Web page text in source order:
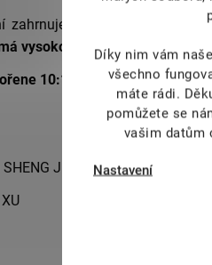
Díky nim vám
všechno
máte rádi.
pomůžete se
vašim datům
Nastavení
zahrnuje úpravu
vysokou účinnost a je vhodný
10:1 s obsahem min. 5%
JING XU